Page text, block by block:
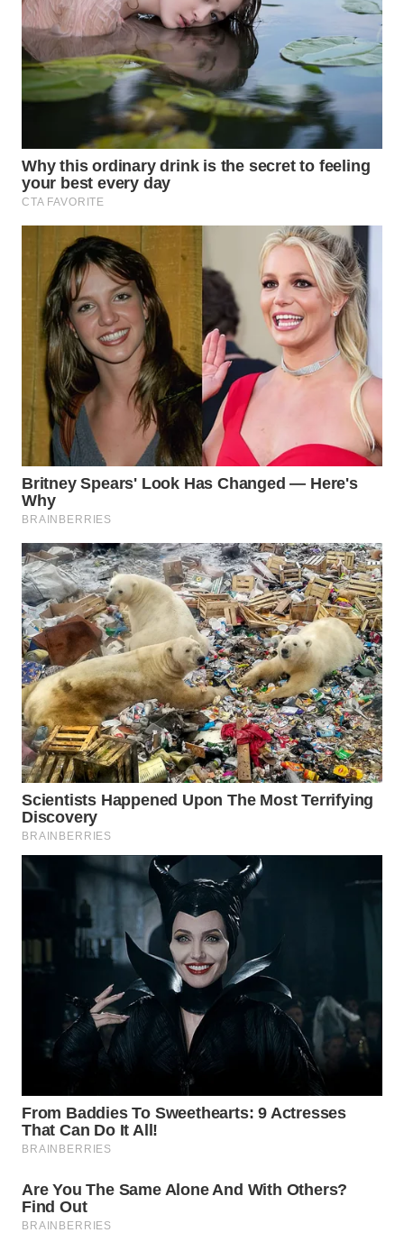
WN
INDRAMAYU
WN
KUNINGAN
WN
MAJALENGKA
SUBANG
WN
SUKABUMI
WN
PURWAKARTA
WN
PRIANGAN
TIMUR
WN
WN
SOLO
WN
BOROBUDUR
WN
MADURA
WN
SURABAYA
WN
NATUNA
BINTAN
MANDALIKA
WN
LIKUPANG
WN
LABUANBAJO
WN
BORNEO